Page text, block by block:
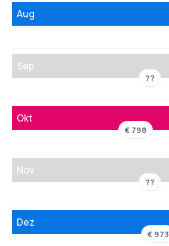
Aug
Sep
??
Okt
€ 798
Nov
??
Dez
€ 973